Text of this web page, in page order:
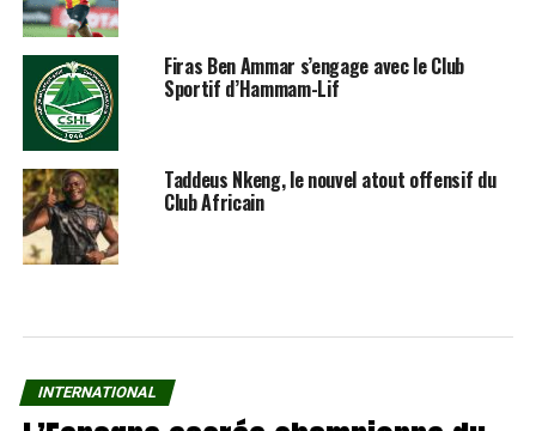
Firas Ben Ammar s’engage avec le Club
Sportif d’Hammam-Lif
Taddeus Nkeng, le nouvel atout offensif du
Club Africain
INTERNATIONAL